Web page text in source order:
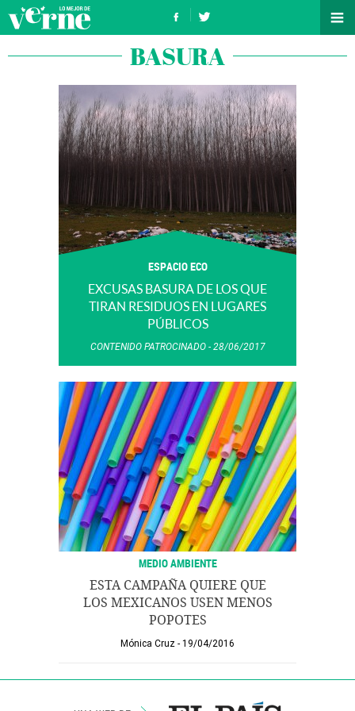
BASURA
ESPACIO ECO
EXCUSAS BASURA DE LOS QUE
TIRAN RESIDUOS EN LUGARES
PÚBLICOS
CONTENIDO PATROCINADO 28/06/2017
MEDIO AMBIENTE
ESTA CAMPAÑA QUIERE QUE
LOS MEXICANOS USEN MENOS
POPOTES
Mónica Cruz 19/04/2016